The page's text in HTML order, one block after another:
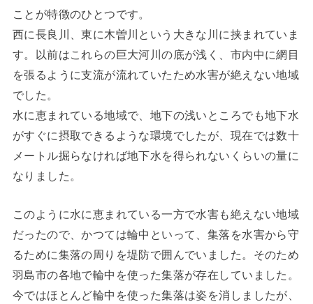
ことが特徴のひとつです。
西に長良川、東に木曽川という大きな川に挟まれていま
す。以前はこれらの巨大河川の底が浅く、市内中に網目
を張るように支流が流れていたため水害が絶えない地域
でした。
水に恵まれている地域で、地下の浅いところでも地下水
がすぐに摂取できるような環境でしたが、現在では数十
メートル掘らなければ地下水を得られないくらいの量に
なりました。
このように水に恵まれている一方で水害も絶えない地域
だったので、かつては輪中といって、集落を水害から守
るために集落の周りを堤防で囲んでいました。そのため
羽島市の各地で輪中を使った集落が存在していました。
今ではほとんど輪中を使った集落は姿を消しましたが、